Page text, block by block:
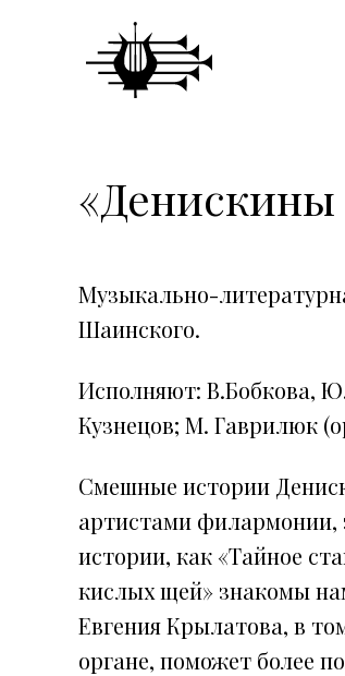
«Денискины
Музыкально-
Шаинского.
Исполняют: В.Бобкова,
Кузнецов; М. Гаврилюк
Смешные истории
артистами филармонии,
истории, как «Тайное
кислых щей» знакомы
Евгения Крылатова, в
органе, поможет более